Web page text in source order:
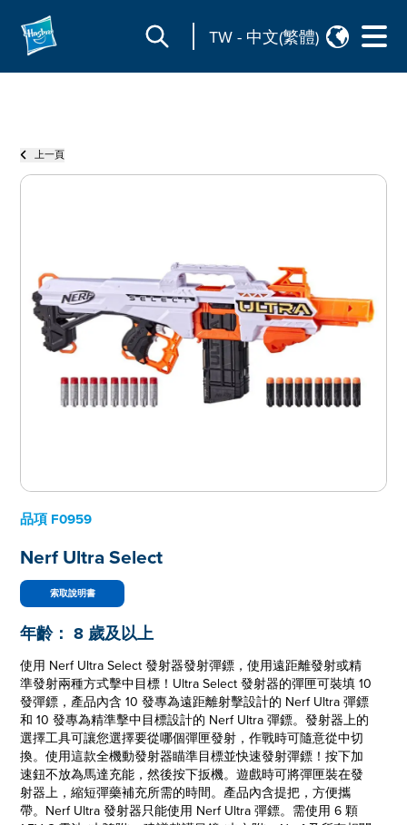
TW - 中文(繁體)
上一頁
品項 F0959
Nerf Ultra Select
索取說明書
年齡： 8 歲及以上
使用 Nerf Ultra Select 發射器發射彈鏢，使用遠距離發射或精
準發射兩種方式擊中目標！Ultra Select 發射器的彈匣可裝填 10
發彈鏢，產品內含 10 發專為遠距離射擊設計的 Nerf Ultra 彈鏢
和 10 發專為精準擊中目標設計的 Nerf Ultra 彈鏢。發射器上的
選擇工具可讓您選擇要從哪個彈匣發射，作戰時可隨意從中切
換。使用這款全機動發射器瞄準目標並快速發射彈鏢！按下加
速鈕不放為馬達充能，然後按下扳機。遊戲時可將彈匣裝在發
射器上，縮短彈藥補充所需的時間。產品內含提把，方便攜
帶。Nerf Ultra 發射器只能使用 Nerf Ultra 彈鏢。需使用 6 顆